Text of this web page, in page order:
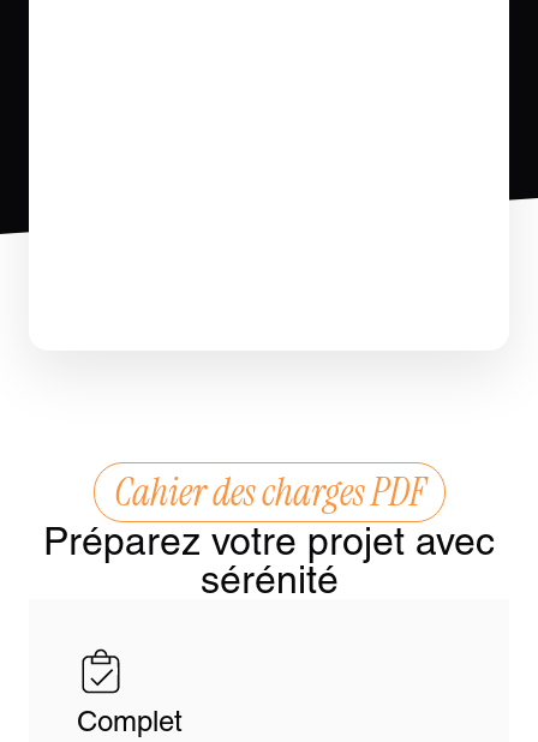
Cahier des charges PDF
Préparez votre projet avec
sérénité
Complet